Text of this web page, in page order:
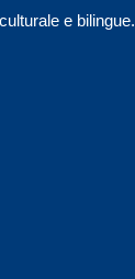
e bilingue.